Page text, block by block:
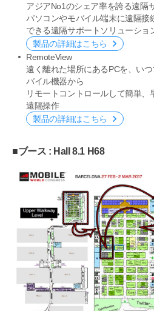
アジアNo1のシェア率を誇る遠隔
パソコンやモバイル端末に遠隔接
できる遠隔サポートソリューショ
製品の詳細はこちら
RemoteView
遠く離れた場所にあるPCを、い
バイル機器から
リモートコントロールして簡単
遠隔操作
製品の詳細はこちら
■ブース : Hall 8.1 H68